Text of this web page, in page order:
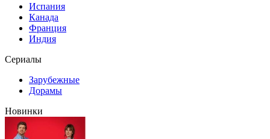
Испания
Канада
Франция
Индия
Сериалы
Зарубежные
Дорамы
Новинки